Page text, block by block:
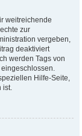
weitreichende
zur
vergeben,
deaktiviert
werden Tags von
eingeschlossen.
Hilfe-Seite,
ist.